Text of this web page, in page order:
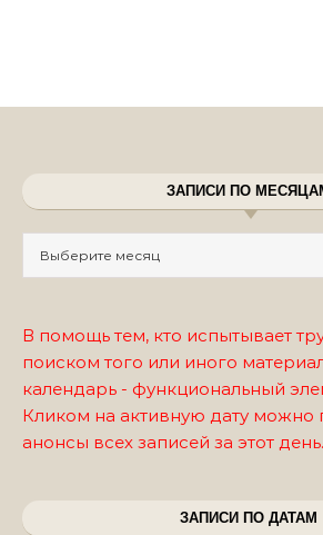
ЗАПИСИ ПО
В помощь тем, кто испытывает
поиском того или иного
календарь - функциональный
Кликом на активную дату можно
анонсы всех записей за этот день.
ЗАПИСИ ПО ДАТАМ